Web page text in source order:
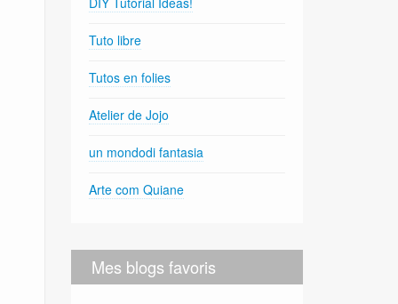
Tuto libre
Tutos en folies
Atelier de Jojo
un mondodi fantasia
Arte com Quiane
Mes blogs favoris